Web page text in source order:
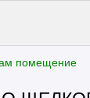
помещение